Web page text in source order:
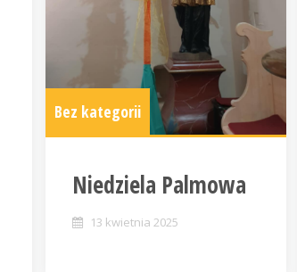
Bez kategorii
Niedziela Palmowa
13 kwietnia 2025